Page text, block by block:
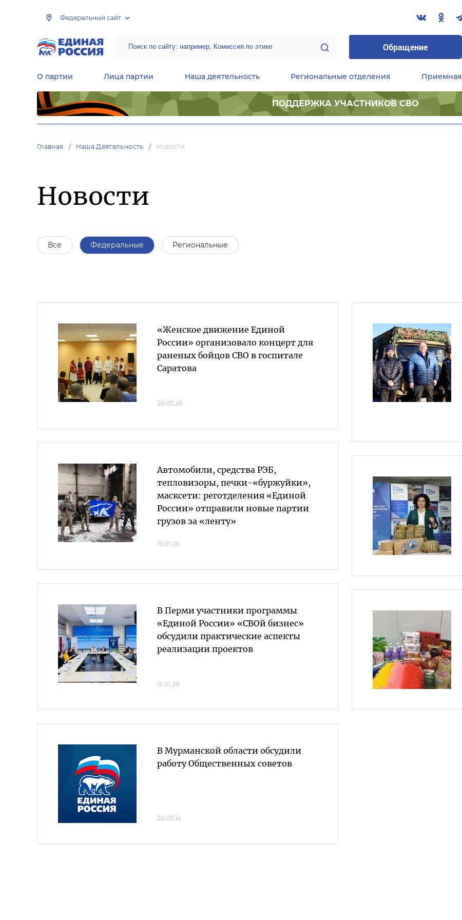
Федеральный сайт
Обращение
О партии Лица партии Наша деятельность Региональные отделения Приемная
ПОДДЕРЖКА УЧАСТНИКОВ СВО
Главная Наша Деятельность Новости
Новости
Все Федеральные Региональные
«Женское движение Единой
России» организовало концерт для
раненых бойцов СВО в госпитале
Саратова
26.05.26
Автомобили, средства РЭБ,
тепловизоры, печки-«буржуйки»,
масксети: реготделения «Единой
России» отправили новые партии
грузов за «ленту»
19.01.26
В Перми участники программы
«Единой России» «СВОй бизнес»
обсудили практические аспекты
реализации проектов
15.01.26
В Мурманской области обсудили
работу Общественных советов
26.09.14